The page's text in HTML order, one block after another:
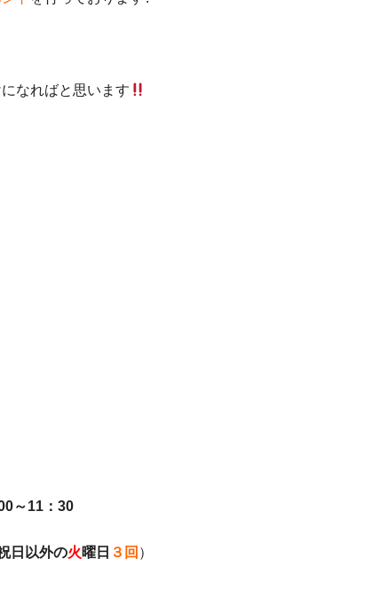
なればと思います
～11：30
日以外の火曜日 ３回 ）